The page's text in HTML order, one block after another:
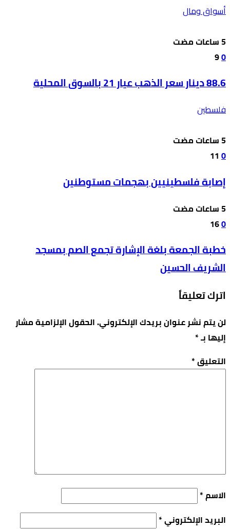
أسواق ومال
0
9
88.6 دينار سعر الذهب عيار 21 بالسوق المحلية
فلسطين
0
11
إصابة فلسطينيين بهجمات مستوطنين
0
16
خطبة الجمعة بلغة الإشارة تجمع الصم بمسجد
الشريف الحسين
اترك تعليقاً
لن يتم نشر عنوان بريدك الإلكتروني.الحقول الإلزامية مشار
إليها بـ*
التعليق*
الاسم*
البريد الإلكتروني*